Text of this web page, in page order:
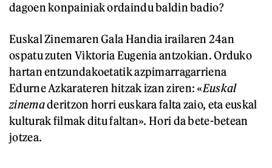
dagoen konpainiak ordaindu baldin badio?
Euskal Zinemaren Gala Handia irailaren 24an
ospatu zuten Viktoria Eugenia antzokian. Orduko
hartan entzundakoetatik azpimarragarriena
Edurne Azkarateren hitzak izan ziren: «Euskal
zinemaderitzon horri euskara falta zaio, eta euskal
kulturak filmak ditu faltan». Hori da bete-betean
jotzea.